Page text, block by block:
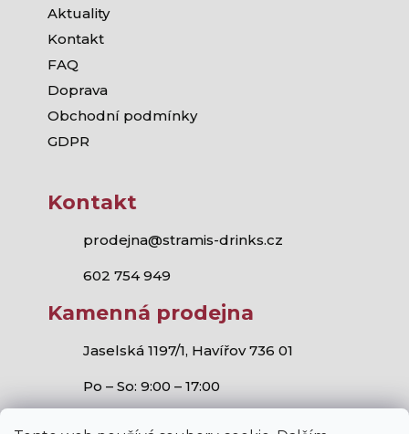
Aktuality
Kontakt
FAQ
Doprava
Obchodní podmínky
GDPR
Kontakt
prodejna@stramis-drinks.cz
602 754 949
Kamenná prodejna
Jaselská 1197/1, Havířov 736 01
Po – So: 9:00 – 17:00